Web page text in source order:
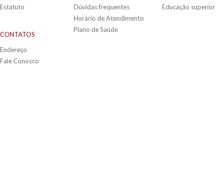
Estatuto
CONTATOS
Endereço
Fale Conosco
Dúvidas frequentes
Horário de Atendimento
Plano de Saúde
Educação superior